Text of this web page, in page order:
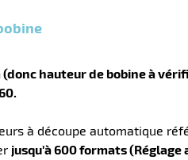
(donc hauteur de bobine à
à découpe automatique
jusqu'à 600 formats (Réglage